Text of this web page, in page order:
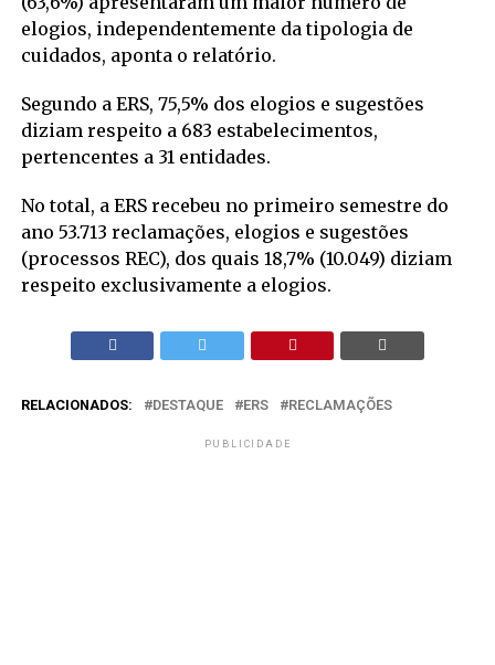
elogios, independentemente da tipologia de
cuidados, aponta o relatório.
Segundo a ERS, 75,5% dos elogios e sugestões
diziam respeito a 683 estabelecimentos,
pertencentes a 31 entidades.
No total, a ERS recebeu no primeiro semestre do
ano 53.713 reclamações, elogios e sugestões
(processos REC), dos quais 18,7% (10.049) diziam
respeito exclusivamente a elogios.
RELACIONADOS: DESTAQUE ERS RECLAMAÇÕES
PUBLICIDADE